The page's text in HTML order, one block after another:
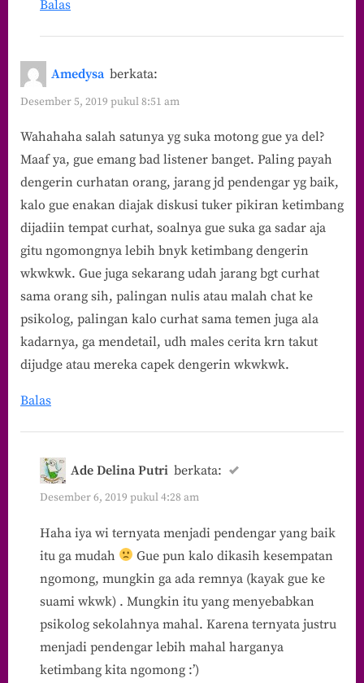
Balas
Amedysa berkata:
Desember 5, 2019 pukul 8:51 am
Wahahaha salah satunya yg suka motong gue ya del?
Maaf ya, gue emang bad listener banget. Paling payah
dengerin curhatan orang, jarang jd pendengar yg baik,
kalo gue enakan diajak diskusi tuker pikiran ketimbang
dijadiin tempat curhat, soalnya gue suka ga sadar aja
gitu ngomongnya lebih bnyk ketimbang dengerin
wkwkwk. Gue juga sekarang udah jarang bgt curhat
sama orang sih, palingan nulis atau malah chat ke
psikolog, palingan kalo curhat sama temen juga ala
kadarnya, ga mendetail, udh males cerita krn takut
dijudge atau mereka capek dengerin wkwkwk.
Balas
Ade Delina Putri berkata:
Desember 6, 2019 pukul 4:28 am
Haha iya wi ternyata menjadi pendengar yang baik
itu ga mudah
Gue pun kalo dikasih kesempatan
ngomong, mungkin ga ada remnya (kayak gue ke
suami wkwk) . Mungkin itu yang menyebabkan
psikolog sekolahnya mahal. Karena ternyata justru
menjadi pendengar lebih mahal harganya
ketimbang kita ngomong :’)